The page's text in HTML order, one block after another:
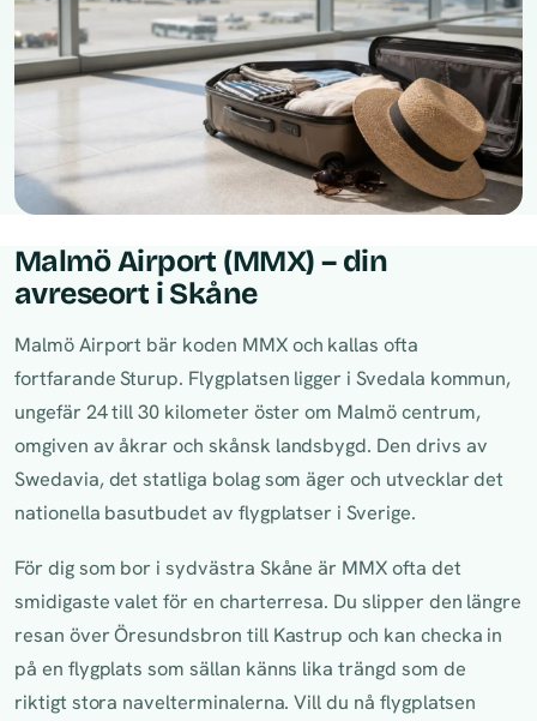
Malmö Airport (MMX) – din
avreseort i Skåne
Malmö Airport bär koden MMX och kallas ofta
fortfarande Sturup. Flygplatsen ligger i Svedala kommun,
ungefär 24 till 30 kilometer öster om Malmö centrum,
omgiven av åkrar och skånsk landsbygd. Den drivs av
Swedavia, det statliga bolag som äger och utvecklar det
nationella basutbudet av flygplatser i Sverige.
För dig som bor i sydvästra Skåne är MMX ofta det
smidigaste valet för en charterresa. Du slipper den längre
resan över Öresundsbron till Kastrup och kan checka in
på en flygplats som sällan känns lika trängd som de
riktigt stora navelterminalerna. Vill du nå flygplatsen